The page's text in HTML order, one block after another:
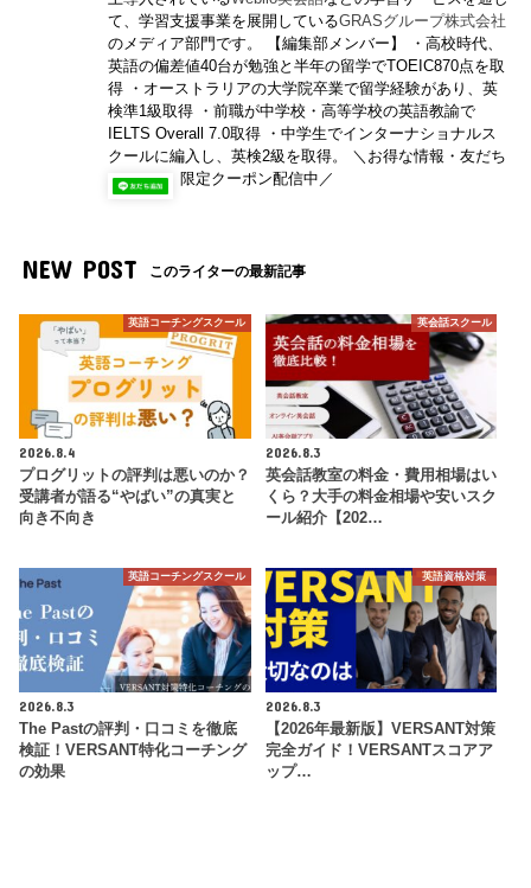
て、学習支援事業を展開しているGRASグループ株式会社
のメディア部門です。 【編集部メンバー】 ・高校時代、
英語の偏差値40台が勉強と半年の留学でTOEIC870点を取
得 ・オーストラリアの大学院卒業で留学経験があり、英
検準1級取得 ・前職が中学校・高等学校の英語教諭で
IELTS Overall 7.0取得 ・中学生でインターナショナルス
クールに編入し、英検2級を取得。 ＼お得な情報・友だち
限定クーポン配信中／
NEW POST このライターの最新記事
英語コーチングスクール
2026.8.4
プログリットの評判は悪いのか？
受講者が語る“やばい”の真実と
向き不向き
英会話スクール
2026.8.3
英会話教室の料金・費用相場はい
くら？大手の料金相場や安いスク
ール紹介【202…
英語コーチングスクール
2026.8.3
The Pastの評判・口コミを徹底
検証！VERSANT特化コーチング
の効果
英語資格対策
2026.8.3
【2026年最新版】VERSANT対策
完全ガイド！VERSANTスコアア
ップ…